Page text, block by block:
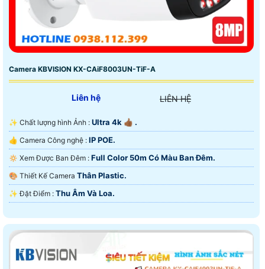
Camera KBVISION KX-CAiF8003UN-TiF-A
Liên hệ LIÊN HỆ
✨ Chất lượng hình Ảnh : Ultra 4k 👍🏾 .
👍 Camera Công nghệ : IP POE.
🔅 Xem Được Ban Đêm : Full Color 50m Có Màu Ban Ðêm.
🎨 Thiết Kế Camera Thân Plastic.
️✨ Đặt Điểm : Thu Âm Và Loa.